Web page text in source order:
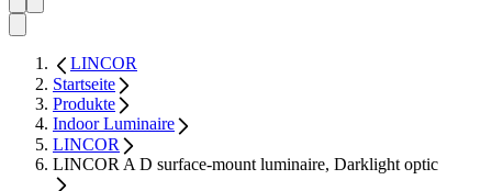
LINCOR
Startseite
Produkte
Indoor Luminaire
LINCOR
LINCOR A D surface-mount luminaire, Darklight optic